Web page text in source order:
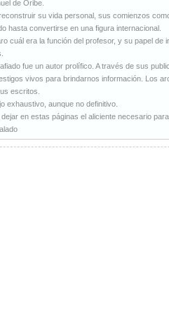
de Oribe.
su vida personal, sus comienzos
hasta convertirse en una figura internacional.
cuál era la función del profesor, y su papel de
fue un autor prolífico. A través de sus
vivos para brindarnos información. Los
escritos.
exhaustivo, aunque no definitivo.
en estas páginas el aliciente necesario